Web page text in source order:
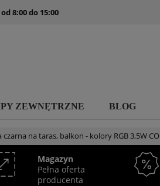
8:00 do 15:00
ZEWNĘTRZNE BLOG
na taras, balkon - kolory RGB 3,5W
Magazyn
Pełna oferta
producenta